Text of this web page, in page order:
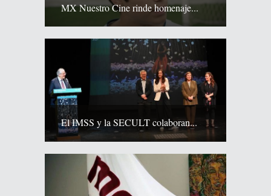
MX Nuestro Cine rinde homenaje...
El IMSS y la SECULT colaboran...